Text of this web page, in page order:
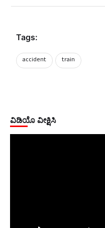
Tags:
accident train
ವಿಡಿಯೊ ವೀಕ್ಷಿಸಿ